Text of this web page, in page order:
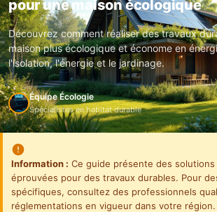
pour une maison écologique
Découvrez comment réaliser des travaux
maison plus écologique et économe en
l'isolation, l'énergie et le jardinage.
Équipe Écologie
Spécialistes en habitat durable
Information : Ce guide présente des
éprouvées pour des travaux durables. Pour
spécifiques, consultez des professionnels
réglementations en vigueur dans votre région.